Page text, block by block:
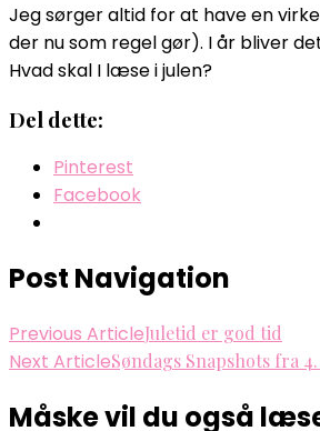
Jeg sørger altid for at have en
der nu som regel gør). I år bliver
Hvad skal I læse i julen?
Del dette:
Pinterest
Facebook
Post Navigation
Previous ArticleJuletid er god tid
Next ArticleSøndags Snapshots fra
Måske vil du også